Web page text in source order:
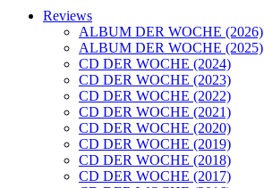
Reviews
ALBUM DER WOCHE (2026)
ALBUM DER WOCHE (2025)
CD DER WOCHE (2024)
CD DER WOCHE (2023)
CD DER WOCHE (2022)
CD DER WOCHE (2021)
CD DER WOCHE (2020)
CD DER WOCHE (2019)
CD DER WOCHE (2018)
CD DER WOCHE (2017)